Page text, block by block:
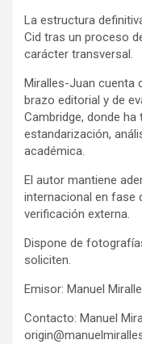
La estructura
Cid tras un proceso
carácter transversal.
Miralles-Juan cuenta
brazo editorial y de
Cambridge, donde
estandarización,
académica.
El autor mantiene
internacional en fase
verificación externa.
Dispone de
soliciten.
Emisor: Manuel
Contacto: Manuel